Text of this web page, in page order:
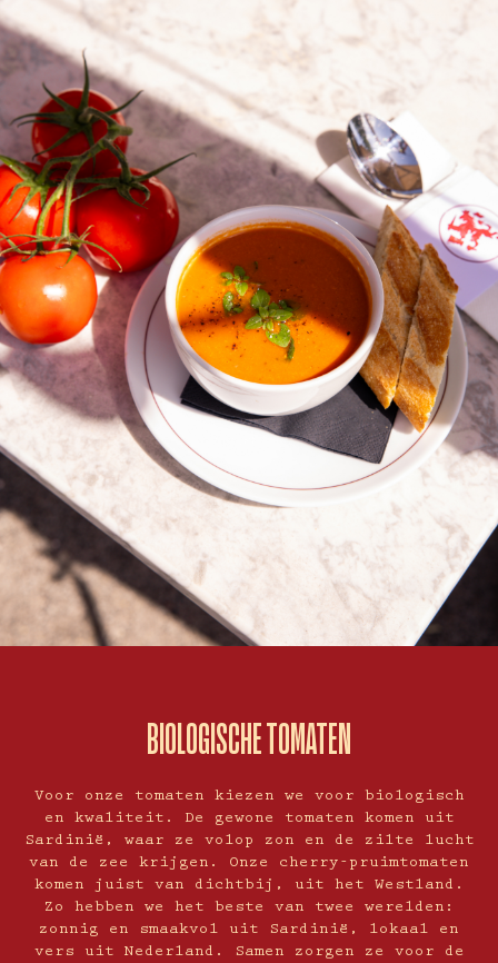
BIOLOGISCHE TOMATEN
Voor onze tomaten kiezen we voor biologisch
en kwaliteit. De gewone tomaten komen uit
Sardinië, waar ze volop zon en de zilte lucht
van de zee krijgen. Onze cherry-pruimtomaten
komen juist van dichtbij, uit het Westland.
Zo hebben we het beste van twee werelden:
zonnig en smaakvol uit Sardinië, lokaal en
vers uit Nederland. Samen zorgen ze voor de